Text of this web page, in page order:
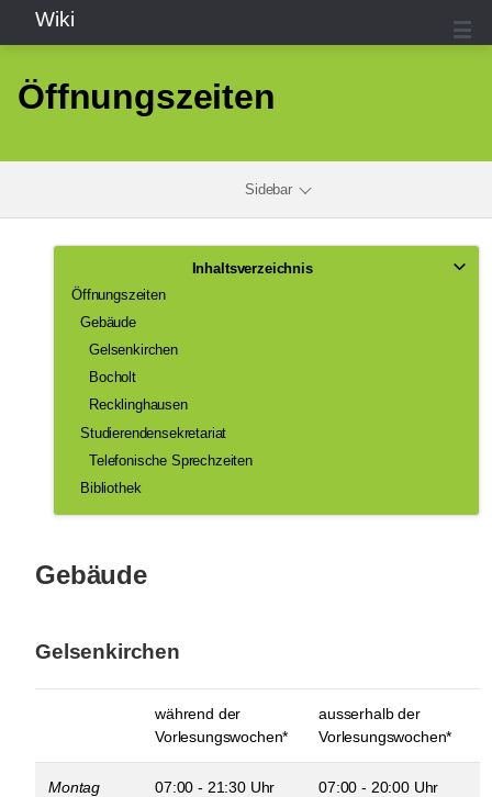
Wiki
Öffnungszeiten
Sidebar
Inhaltsverzeichnis
Öffnungszeiten
Gebäude
Gelsenkirchen
Bocholt
Recklinghausen
Studierendensekretariat
Telefonische Sprechzeiten
Bibliothek
Gebäude
Gelsenkirchen
während der
Vorlesungswochen*
ausserhalb der
Vorlesungswochen*
Montag 07:00 - 21:30 Uhr 07:00 - 20:00 Uhr